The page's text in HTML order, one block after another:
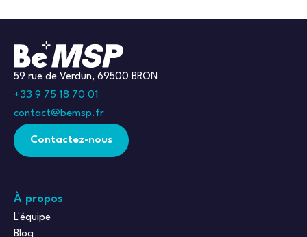
59 rue de Verdun, 69500 BRON
+33 9 75 18 70 01
contact@bemsp.fr
Contactez-nous
À propos
L'équipe
Blog